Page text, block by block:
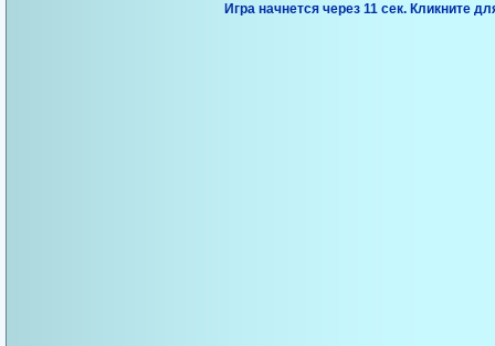
Игра начнется через 10 сек. Кликните